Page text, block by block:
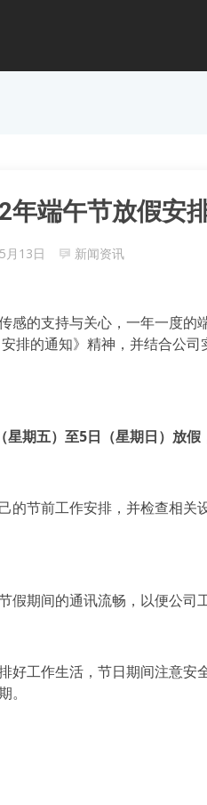
年端午节放假安
月13日 新闻资讯
感的支持与关心，一年一度的
排的通知》精神，并结合公
星期五）至5日（星期日）放假
的节前工作安排，并检查相关
假期间的通讯流畅，以便公司
好工作生活，节日期间注意安
。